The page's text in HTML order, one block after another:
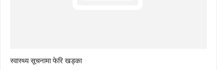
स्वास्थ्य सूचनामा फेरि खड्का